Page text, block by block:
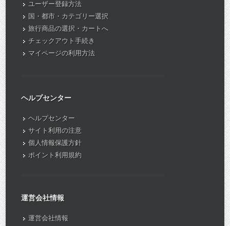
ユーザー登録方法
国・都市・カテゴリー選択
旅行商品の選択・カートへ
チェックアウト手続き
マイページの利用方法
ヘルプセンター
ヘルプセンター
サイト利用の注意
個人情報保護方針
ポイント利用規約
運営会社情報
運営会社情報